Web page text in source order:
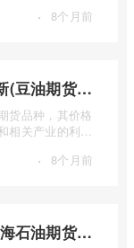
· 8个月前
豆油期货行情分析最新(豆油期货行情实时行情)
货品种，其价格
相关产业的利
· 8个月前
上海石油期货市场(上海石油期货市场行情)